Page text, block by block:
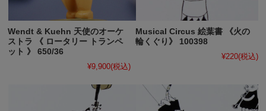
Wendt & Kuehn 天使のオーケ
ストラ 《 ロータリー トランペ
ット 》 650/36
¥9,900(税込)
Musical Circus 絵葉書 《火の
輪くぐり》 100398
¥220(税込)